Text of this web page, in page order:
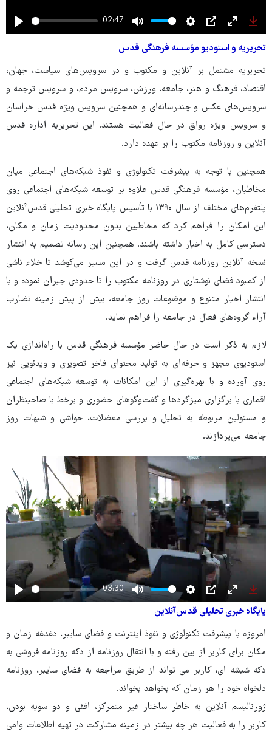
Play
02:47
Mute Settings
PIP Enter
تحریریه و استودیو مؤسسه فرهنگی قدس
تحریریه مشتمل بر آنلاین و مکتوب و در سرویس‌های سیاست، جهان،
اقتصاد، فرهنگ و هنر، جامعه، ورزش، سرویس مردم، و سرویس ترجمه و
سرویس‌های عکس و چندرسانه‌ای و همچنین سرویس ویژه قدس خراسان
و سرویس ویژه رواق در حال فعالیت هستند. این تحریریه اداره قدس
آنلاین و روزنامه مکتوب را بر عهده دارد.
همچنین با توجه به پیشرفت تکنولوژی و نفوذ شبکه‌های اجتماعی میان
مخاطبان، مؤسسه فرهنگی قدس علاوه بر توسعه شبکه‌های اجتماعی روی
پلتفرم‌های مختلف از سال ۱۳۹۰ با تأسیس پایگاه خبری تحلیلی قدس‌آنلاین
این امکان را فراهم کرد که مخاطبین بدون محدودیت زمان و مکان،
دسترسی کامل به اخبار داشته باشند. همچنین این رسانه تصمیم به انتشار
نسخه آنلاین روزنامه قدس گرفت و در این مسیر می‌کوشد تا خلاء ناشی
از کمبود فضای نوشتاری در روزنامه مکتوب را تا حدودی جبران نموده و با
انتشار اخبار متنوع و موضوعات روز جامعه، بیش از پیش زمینه تضارب
آراء گروه‌های فعال در جامعه را فراهم نماید.
لازم به ذکر است در حال حاضر مؤسسه فرهنگی قدس با راه‌اندازی یک
استودیوی مجهز و حرفه‌ای به تولید محتوای فاخر تصویری و ویدئویی نیز
روی آورده و با بهره‌گیری از این امکانات به توسعه شبکه‌های اجتماعی
اقماری با برگزاری میزگردها و گفت‌وگوهای حضوری و برخط با صاحبنظران
و مسئولین مربوطه به تحلیل و بررسی معضلات، حواشی و شبهات روز
جامعه می‌پردازند.
Play
03:30
Mute Settings
PIP Enter
پایگاه خبری تحلیلی قدس‌آنلاین
امروزه با پیشرفت تکنولوژی و نفوذ اینترنت و فضای سایبر، دغدغه زمان و
مکان برای کاربر از بین رفته و با انتقال روزنامه از دکه روزنامه فروشی به
دکه شیشه ای، کاربر می تواند از طریق مراجعه به فضای سایبر، روزنامه
دلخواه خود را هر زمان که بخواهد بخواند.
ژورنالیسم آنلاین به خاطر ساختار غیر متمرکز، افقی و دو سویه بودن،
کاربر را به فعالیت هر چه بیشتر در زمینه مشارکت در تهیه اطلاعات وامی